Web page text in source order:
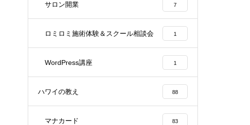
サロン開業 7
ロミロミ施術体験＆スクール相談会 1
WordPress講座 1
ハワイの教え 88
マナカード 83